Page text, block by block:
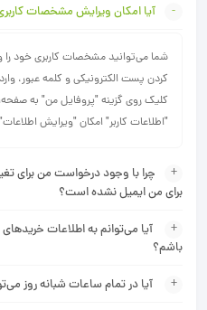
آیا امکان ویرایش مشخصات
شما می‏‌توانید مشخصات کاربری خود را
کردن پست الکترونیکی و کلمه عبور،
کلیک روی گزینه "پروفایل من" به
"اطلاعات کاربر" امکان "ویرایش
چرا با وجود درخواست من برای
برای من ایمیل نشده است؟
آیا می‌‏توانم به اطلاعات
باشم؟
آیا در تمام ساعات شبانه روز